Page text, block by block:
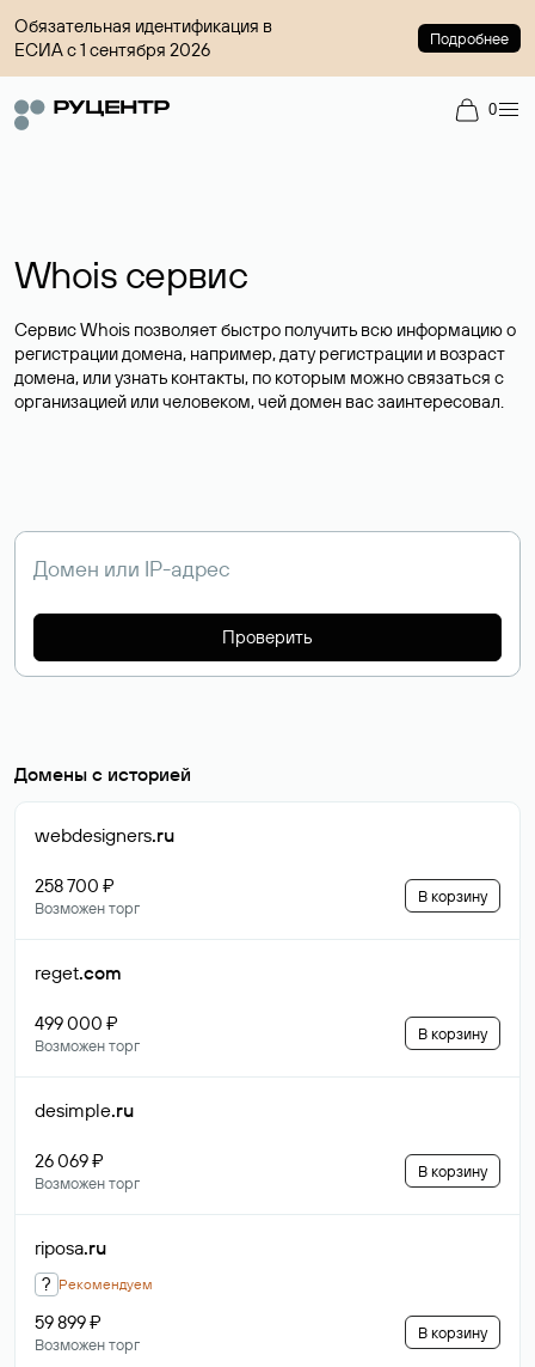
Обязательная идентификация в
ЕСИА с 1 сентября 2026
Подробнее
0
Whois сервис
Сервис Whois позволяет быстро получить всю информацию о
регистрации домена, например, дату регистрации и возраст
домена, или узнать контакты, по которым можно связаться с
организацией или человеком, чей домен вас заинтересовал.
Проверить
Домены с историей
webdesigners.ru
258 700 ₽
Возможен торг
В корзину
reget.com
499 000 ₽
Возможен торг
В корзину
desimple.ru
26 069 ₽
Возможен торг
В корзину
riposa.ru
? Рекомендуем
59 899 ₽
Возможен торг
В корзину